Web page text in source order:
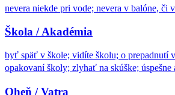
nevera niekde pri vode; nevera v balóne, či
Škola / Akadémia
byť späť v škole; vidíte školu; o prepadnutí
opakovaní školy; zlyhať na skúške;
Oheň / Vatra